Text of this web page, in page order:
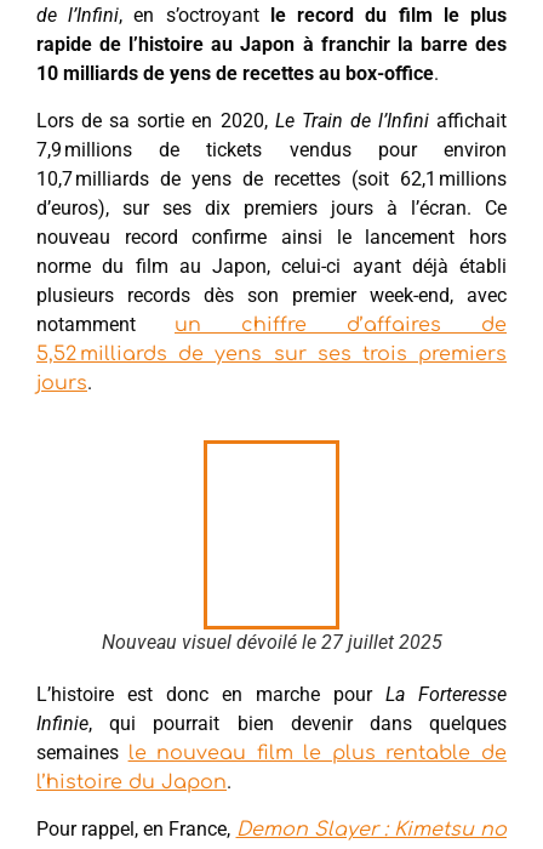
de l’Infini, en s’octroyant
le record du film le plus
rapide de l’histoire au Japon à franchir la barre des
10 milliards de yens de recettes au box-office.
Lors de sa sortie en 2020, Le Train de l’Infiniaffichait
7,9 millions de tickets vendus pour environ
10,7 milliards de yens de recettes (soit 62,1 millions
d’euros), sur ses dix premiers jours à l’écran. Ce
nouveau record confirme ainsi le lancement hors
norme du film au Japon, celui-ci ayant déjà établi
plusieurs records dès son premier week-end, avec
notamment un chiffre d’affaires de
5,52 milliards de yens sur ses trois premiers
jours.
Nouveau visuel dévoilé le 27 juillet 2025
L’histoire est donc en marche pour La Forteresse
Infinie, qui pourrait bien devenir dans quelques
semaines le nouveau film le plus rentable de
l’histoire du Japon.
Pour rappel, en France, Demon Slayer : Kimetsu no